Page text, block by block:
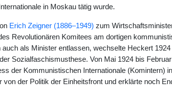
in Moskau tätig wurde.
Erich Zeigner (1886–1949) zum
Revolutionären Komitees am dortigen
als Minister entlassen, wechselte Heckert
Sozialfaschismusthese. Von Mai 1924 bis
der Kommunistischen Internationale (Komintern)
der Politik der Einheitsfront und erklärte noch